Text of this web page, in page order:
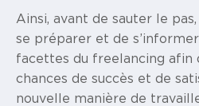
Ainsi, avant de sauter le
se préparer et de
facettes du freelancing afin
chances de succès et de
nouvelle manière de